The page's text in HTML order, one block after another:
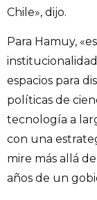
Chile», dijo.
Para Hamuy,
espacios para
políticas de
tecnología a
con una
mire más allá
años de un